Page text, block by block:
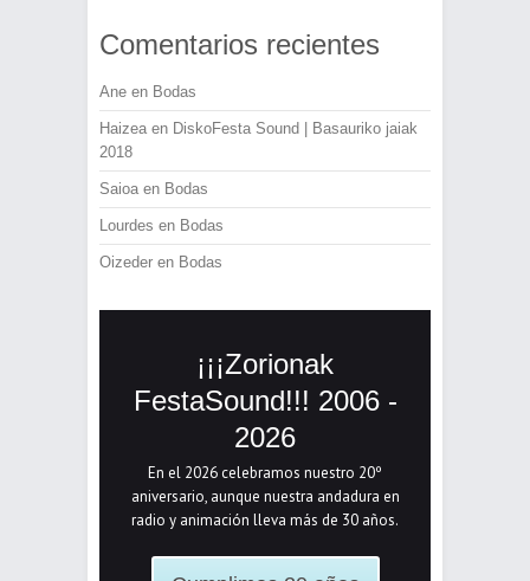
Comentarios recientes
Ane en Bodas
Haizea en DiskoFesta Sound | Basauriko jaiak
2018
Saioa en Bodas
Lourdes en Bodas
Oizeder en Bodas
¡¡¡Zorionak
FestaSound!!! 2006 -
2026
En el 2026 celebramos nuestro 20º
aniversario, aunque nuestra andadura en
radio y animación lleva más de 30 años.